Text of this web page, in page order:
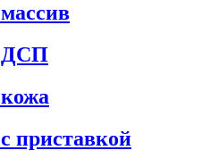
ДСП
приставкой